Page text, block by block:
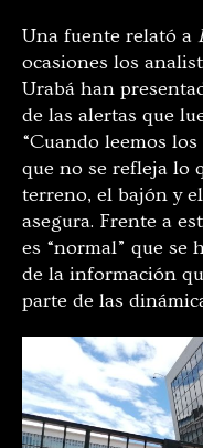
Una fuente relató a
ocasiones los
Urabá han
de las alertas que
“Cuando leemos
que no se refleja lo
terreno, el bajón y
asegura. Frente a
es “normal” que se
de la información
parte de las